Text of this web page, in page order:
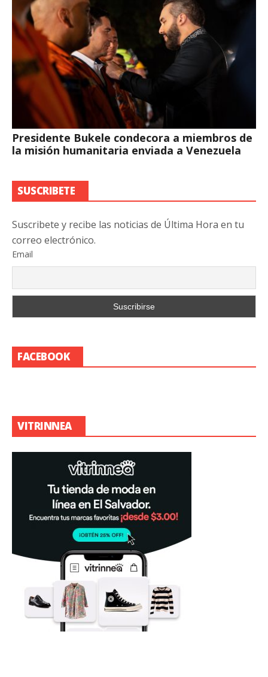
Presidente Bukele condecora a miembros de
la misión humanitaria enviada a Venezuela
SUSCRIBETE
Suscribete y recibe las noticias de Última Hora en tu
correo electrónico.
Email
FACEBOOK
VITRINNEA